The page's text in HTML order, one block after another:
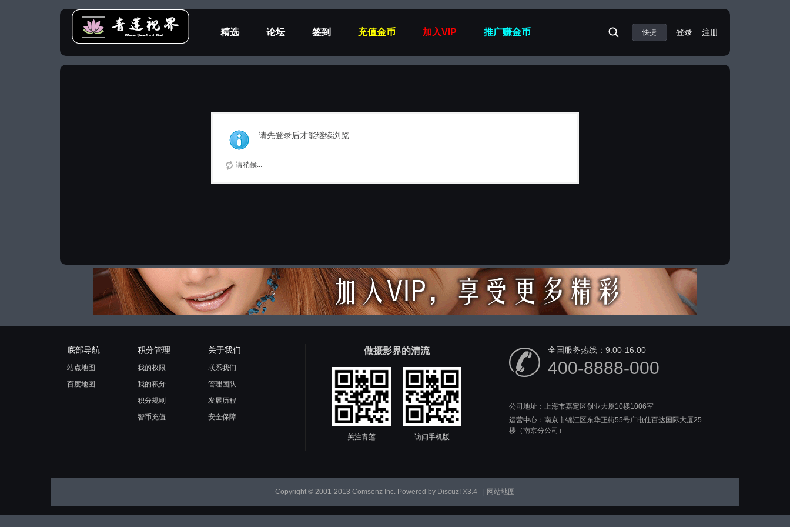
精选 论坛 签到 充值金币 加入VIP 推广赚金币 快捷 登录 注册
请先登录后才能继续浏览
请稍候...
底部导航
站点地图
百度地图
积分管理
我的权限
我的积分
积分规则
智币充值
关于我们
联系我们
管理团队
发展历程
安全保障
做摄影界的清流
关注青莲 访问手机版
全国服务热线： 9:00-16:00
400-8888-000
公司地址：上海市嘉定区创业大厦10楼1006室
运营中心：南京市锦江区东华正街55号广电仕百达国际大厦25
楼（南京分公司）
Copyright © 2001-2013 Comsenz Inc. Powered by Discuz! X3.4 网站地图